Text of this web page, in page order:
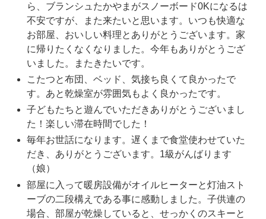
ら、ブランシュたかやまがスノーボード0Kになるは
不安ですが、また来たいと思います。いつも快適な
お部屋、おいしい料理とありがとうございます。家
に帰りたくなくなりました。今年もありがとうござ
いました。またきたいです。
こたつと布団、ベッド、気接ち良くて良かったで
す。あと乾燥室が雰囲気もよく良かったです。
子どもたちと遊んでいただきありがとうございまし
た！楽しい滞在時間でした！
毎年お世話になります。遅くまで食堂使わせていた
だき、ありがとうございます。1級がんばります
（娘）
部屋に入って暖房設備がオイルヒーターと灯油スト
ーブの二段構えである事に感動しました。子供連の
場合、部屋が乾燥していると、せっかくのスキーと